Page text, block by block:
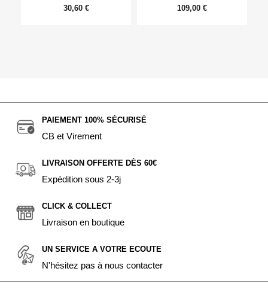
30,60 € 109,00 €
PAIEMENT 100% SÉCURISÉ
CB et Virement
LIVRAISON OFFERTE DÈS 60€
Expédition sous 2-3j
CLICK & COLLECT
Livraison en boutique
UN SERVICE A VOTRE ECOUTE
N'hésitez pas à nous contacter